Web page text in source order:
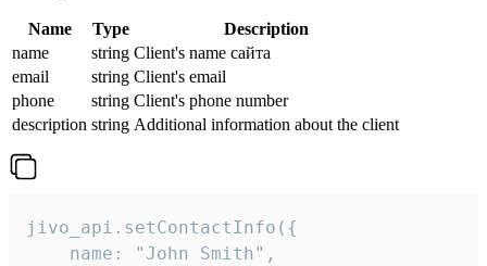
Name Type
Description
name
string Client's name сайта
email
string Client's email
phone
string Client's phone number
description string Additional information about the client
jivo_api.setContactInfo({
    name: "John Smith",